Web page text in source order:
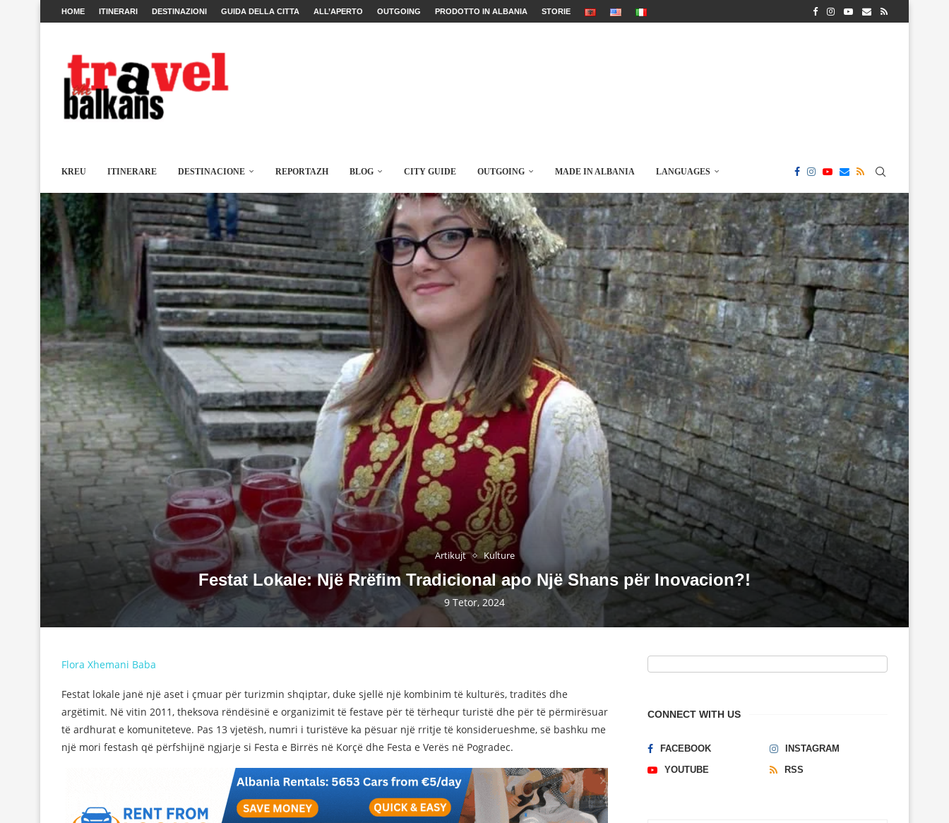
HOME ITINERARI DESTINAZIONI GUIDA DELLA CITTA ALL’APERTO OUTGOING PRODOTTO IN ALBANIA STORIE
KREU ITINERARE DESTINACIONE REPORTAZH BLOG CITY GUIDE OUTGOING MADE IN ALBANIA LANGUAGES
Artikujt Kulture
Festat Lokale: Një Rrëfim Tradicional apo Një Shans për Inovacion?!
9 Tetor, 2024
Flora Xhemani Baba
Festat lokale janë një aset i çmuar për turizmin shqiptar, duke sjellë një kombinim të kulturës, traditës dhe
argëtimit. Në vitin 2011, theksova rëndësinë e organizimit të festave për të tërhequr turistë dhe për të përmirësuar
të ardhurat e komuniteteve. Pas 13 vjetësh, numri i turistëve ka pësuar një rritje të konsiderueshme, së bashku me
një mori festash që përfshijnë ngjarje si Festa e Birrës në Korçë dhe Festa e Verës në Pogradec.
CONNECT WITH US
FACEBOOK
INSTAGRAM
YOUTUBE
RSS